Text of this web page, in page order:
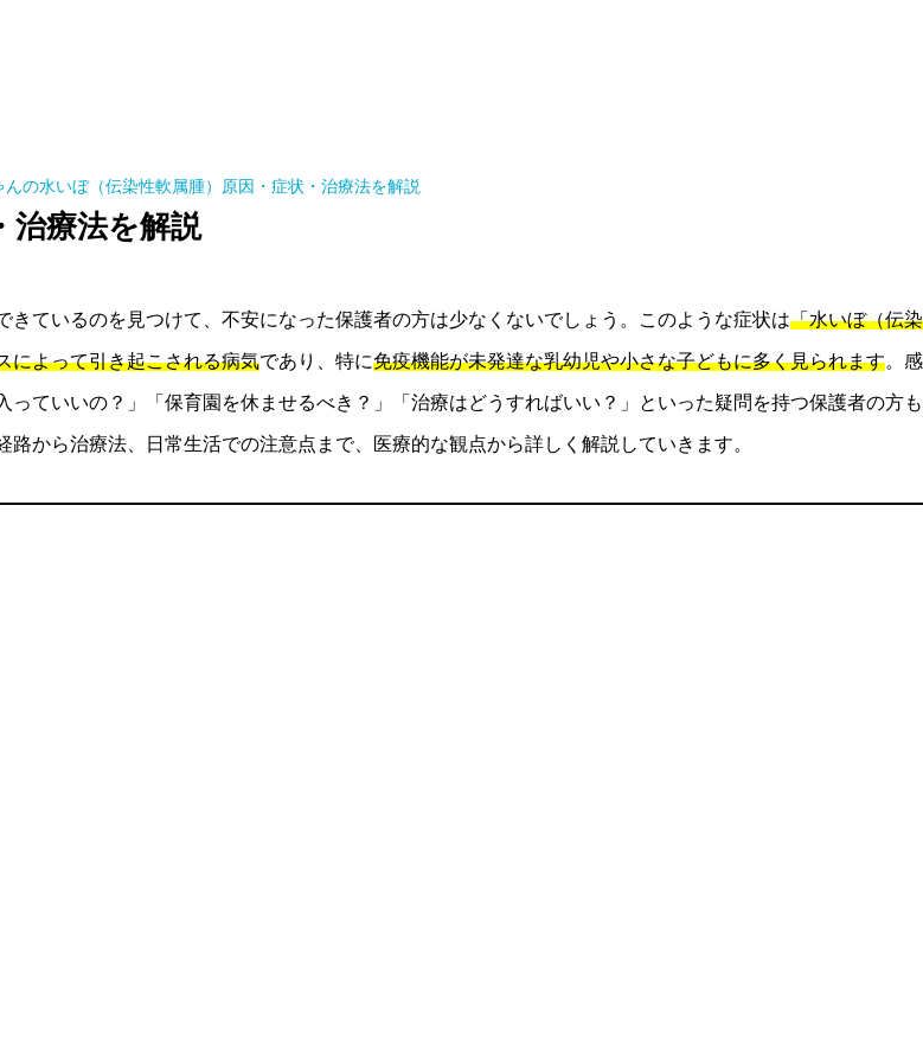
んの水いぼ（伝染性軟属腫）原因・症状・治療法を解説
治療法を解説
ているのを見つけて、不安になった保護者の方は少なくないでしょう。このような症状は「水いぼ（伝染
によって引き起こされる病気であり、特に免疫機能が未発達な乳幼児や小さな子どもに多く見られます。感
ていいの？」「保育園を休ませるべき？」「治療はどうすればいい？」といった疑問を持つ保護者の方も
から治療法、日常生活での注意点まで、医療的な観点から詳しく解説していきます。